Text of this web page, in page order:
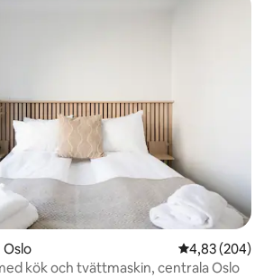
Oslo 4,83 av 5 i
4,83 (204)
kök och tvättmaskin, centrala Oslo